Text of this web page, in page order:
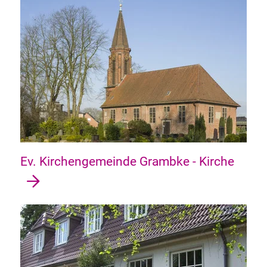
Ev. Kirchengemeinde Grambke - Kirche